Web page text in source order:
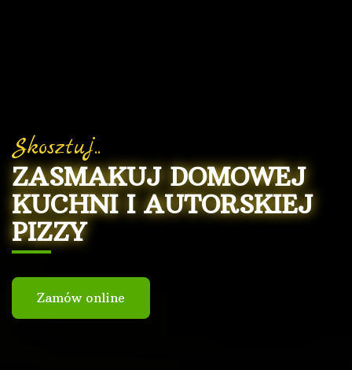
Skosztuj..
ZASMAKUJ DOMOWEJ
KUCHNI I AUTORSKIEJ
PIZZY
Zamów online